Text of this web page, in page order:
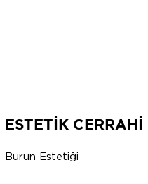
ESTETIK CERRAHI
Burun Estetiği